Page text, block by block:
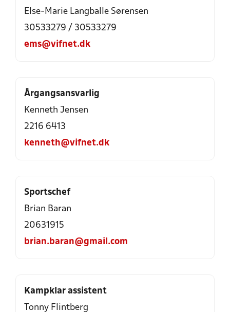
Else-Marie Langballe Sørensen
30533279 / 30533279
ems@vifnet.dk
Årgangsansvarlig
Kenneth Jensen
2216 6413
kenneth@vifnet.dk
Sportschef
Brian Baran
20631915
brian.baran@gmail.com
Kampklar assistent
Tonny Flintberg